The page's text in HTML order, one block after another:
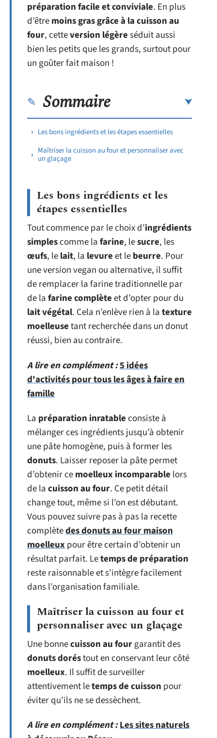
préparation facile et conviviale. En plus
d’êtremoins gras grâce à la cuisson au
four, cetteversion légèreséduit aussi
bien les petits que les grands, surtout pour
un goûter fait maison !
Sommaire
Les bons ingrédients et les étapes essentielles
Maîtriser la cuisson au four et personnaliser avec
un glaçage
Les bons ingrédients et les
étapes essentielles
Tout commence par le choix d’ingrédients
simplescomme lafarine, lesucre, les
œufs, lelait, la levureet lebeurre. Pour
une version vegan ou alternative, il suffit
de remplacer la farine traditionnelle par
de lafarine complèteet d’opter pour du
lait végétal. Cela n’enlève rien à latexture
moelleusetant recherchée dans un donut
réussi, bien au contraire.
A lire en complément :5 idées
d'activités pour tous les âges à faire en
famille
La préparation inratable consiste à
mélanger ces ingrédients jusqu’à obtenir
une pâte homogène, puis à former les
donuts. Laisser reposer la pâte permet
d’obtenir cemoelleux incomparable lors
de lacuisson au four. Ce petit détail
change tout, même si l’on est débutant.
Vous pouvez suivre pas à pas la recette
complètedes donuts au four maison
moelleuxpour être certain d’obtenir un
résultat parfait. Letemps de préparation
reste raisonnable et s’intègre facilement
dans l’organisation familiale.
Maîtriser la cuisson au four et
personnaliser avec un glaçage
Une bonnecuisson au fourgarantit des
donuts doréstout en conservant leur côté
moelleux. Il suffit de surveiller
attentivement letemps de cuisson pour
éviter qu’ils ne se dessèchent.
A lire en complément :Les sites naturels